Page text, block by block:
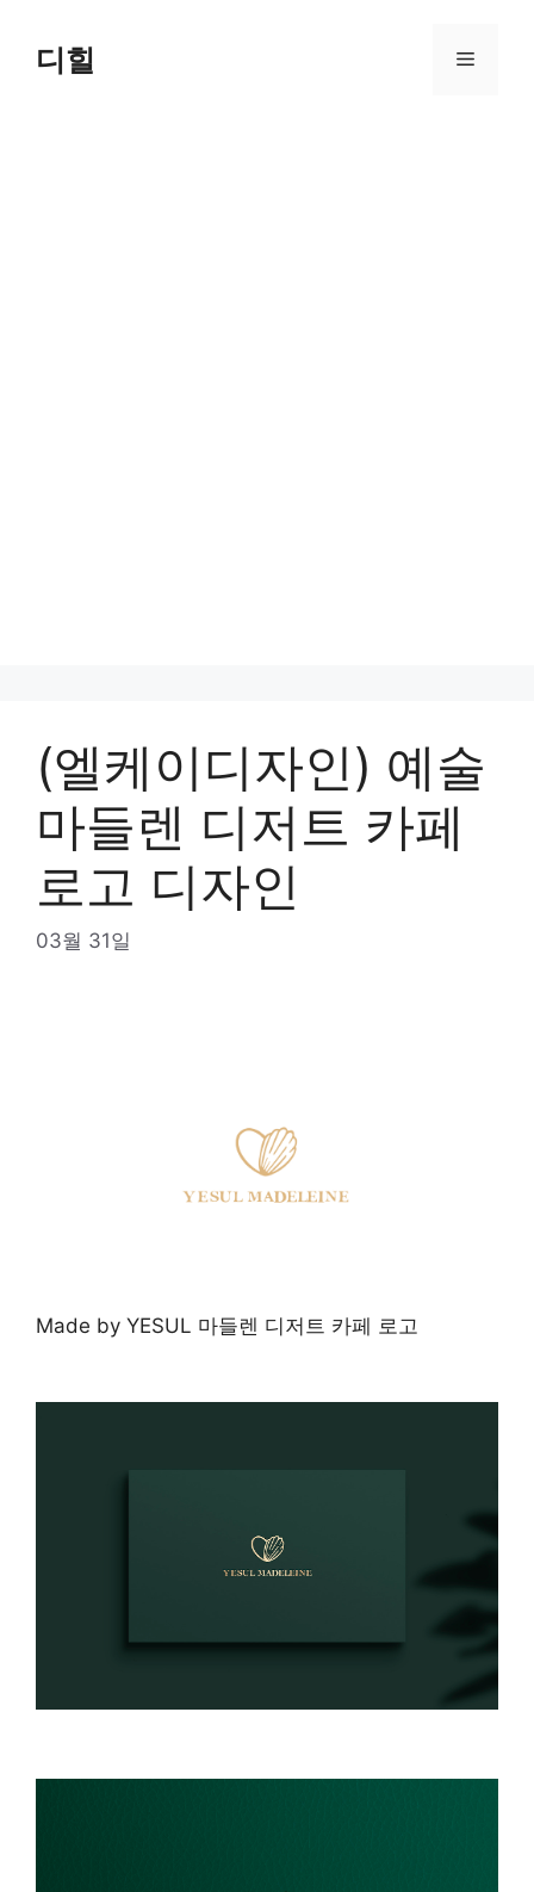
content디힐 Menu
(엘케이디자인) 예술
마들렌 디저트 카페
로고 디자인
03월 31일
Made by YESUL 마들렌 디저트 카페 로고